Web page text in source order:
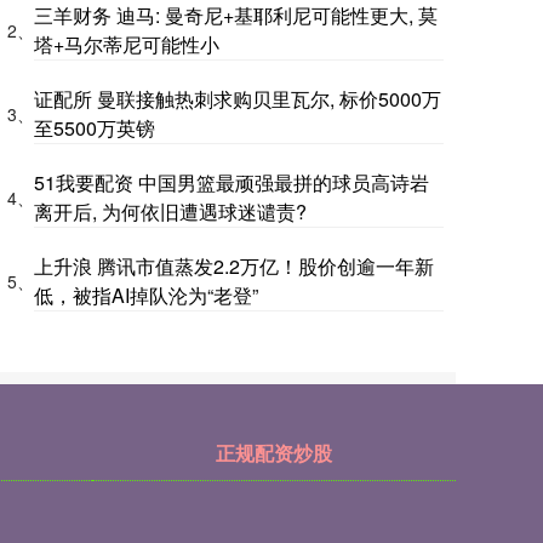
2、
三羊财务 迪马: 曼奇尼+基耶利尼可能性更大, 莫
塔+马尔蒂尼可能性小
3、
证配所 曼联接触热刺求购贝里瓦尔, 标价5000万
至5500万英镑
4、
51我要配资 中国男篮最顽强最拼的球员高诗岩
离开后, 为何依旧遭遇球迷谴责?
5、
上升浪 腾讯市值蒸发2.2万亿！股价创逾一年新
低，被指AI掉队沦为“老登”
正规配资炒股